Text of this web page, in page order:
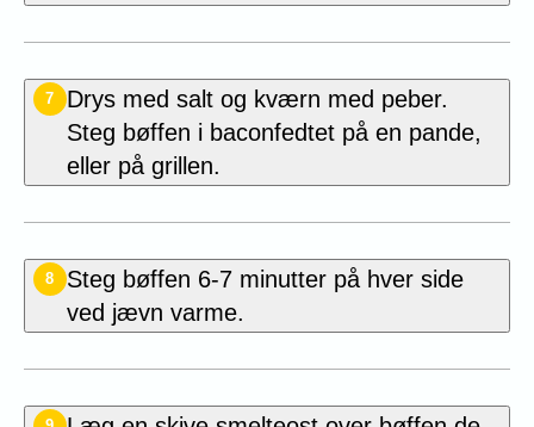
7
Drys med salt og kværn med peber.
Steg bøffen i baconfedtet på en pande,
eller på grillen.
8
Steg bøffen 6-7 minutter på hver side
ved jævn varme.